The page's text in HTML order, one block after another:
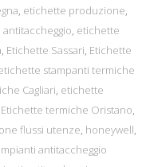
, etichette produzione,
, etichette
, Etichette Sassari, Etichette
stampanti termiche
Cagliari, etichette
Etichette termiche Oristano,
flussi utenze, honeywell,
impianti antitaccheggio